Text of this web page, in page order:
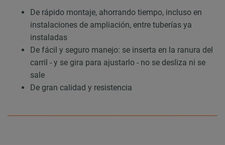
De rápido montaje, ahorrando tiempo, incluso en
instalaciones de ampliación, entre tuberías ya
instaladas
De fácil y seguro manejo: se inserta en la ranura del
carril - y se gira para ajustarlo - no se desliza ni se
sale
De gran calidad y resistencia